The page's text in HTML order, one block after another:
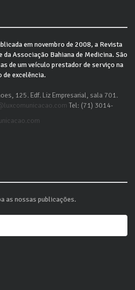
em novembro de 2008, a Revista
Associação Bahiana de Medicina. São
de um veículo prestador de serviço na
de excelência.
125. Edf. Liz Empresarial, sala 701.
Tel: (71) 3014-
as nossas publicações.